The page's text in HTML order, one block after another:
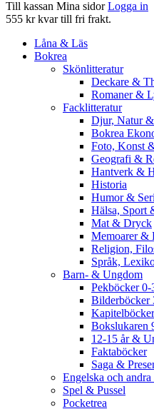
Till kassan Mina sidor Logga in
555 kr kvar till fri frakt.
Låna & Läs
Bokrea
Skönlitteratur
Deckare &
Romaner &
Facklitteratur
Djur, Natur
Bokrea
Foto, Konst
Geografi &
Hantverk &
Historia
Humor &
Hälsa, Sport
Mat & Dryck
Memoarer &
Religion,
Språk,
Barn- & Ungdom
Pekböcker 0-
Bilderböcker
Bokslukaren
12-15 år &
Faktaböcker
Saga &
Engelska och andra
Spel & Pussel
Pocketrea